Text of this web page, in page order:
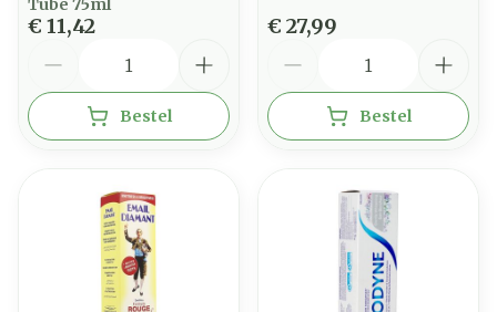
Tube 75ml
€ 11,42
Bestel
€ 27,99
Bestel